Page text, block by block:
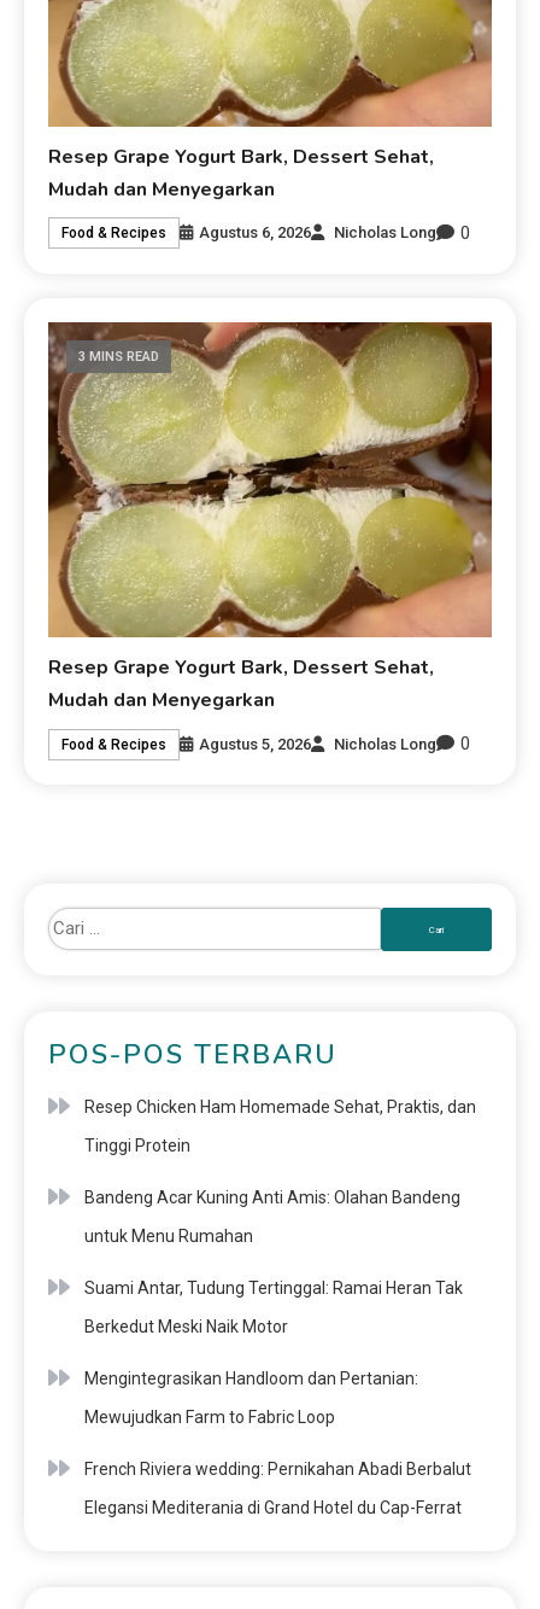
Resep Grape Yogurt Bark, Dessert Sehat,
Mudah dan Menyegarkan
Food & Recipes Agustus 6, 2026 Nicholas Long 0
3 MINS READ
Resep Grape Yogurt Bark, Dessert Sehat,
Mudah dan Menyegarkan
Food & Recipes Agustus 5, 2026 Nicholas Long 0
POS-POS TERBARU
Resep Chicken Ham Homemade Sehat, Praktis, dan
Tinggi Protein
Bandeng Acar Kuning Anti Amis: Olahan Bandeng
untuk Menu Rumahan
Suami Antar, Tudung Tertinggal: Ramai Heran Tak
Berkedut Meski Naik Motor
Mengintegrasikan Handloom dan Pertanian:
Mewujudkan Farm to Fabric Loop
French Riviera wedding: Pernikahan Abadi Berbalut
Elegansi Mediterania di Grand Hotel du Cap-Ferrat